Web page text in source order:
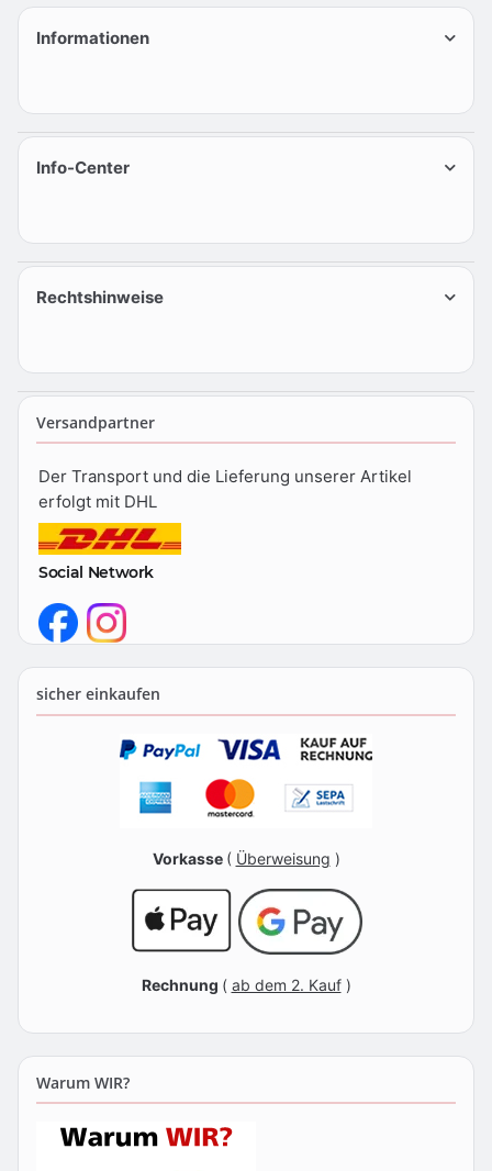
Informationen
Info-Center
Rechtshinweise
Versandpartner
Der Transport und die Lieferung unserer Artikel
erfolgt mit DHL
Social Network
sicher einkaufen
Vorkasse ( Überweisung )
Rechnung ( ab dem 2. Kauf)
Warum WIR?